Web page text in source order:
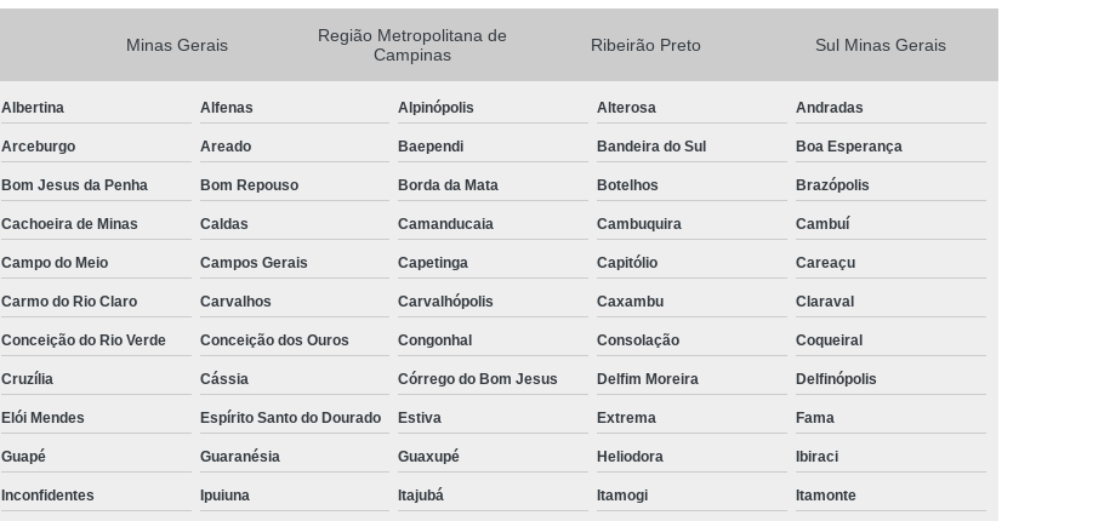
Camisa Masculina Manga Longa Social
Camisa Masculina Social Manga Longa
Camisa Social de Manga Longa
Camisa Social Manga Longa
Camisa Social Manga Longa Masculina
Camisa Social Manga Longa Preta
Camisa Social Masculina Manga Longa Lisa
Camisa Social Masculina Preta Manga Longa
Camisa Social Preta Manga Longa
Camisa a Rigor Social Masculina
Camisa Masculina Social
Camisa Social Branca Masculina
Camisa Social Estampada Masculina
Camisa Social Jeans Masculina
Camisa Social Masculina
Camisa Social Masculina a Rigor
Camisa Social Preta Masculina
Camisa Manga Longa Social Masculina Preço
Camisa Masculina Social Preço
Camisa Social Branca Masculina Preço
Minas Gerais
Região Metropolitana de
Campinas
Ribeirão Preto Sul Minas Gerais
Albertina Alfenas Alpinópolis Alterosa Andradas
Arceburgo Areado Baependi Bandeira do Sul Boa Esperança
Bom Jesus da Penha Bom Repouso Borda da Mata Botelhos Brazópolis
Cachoeira de Minas Caldas Camanducaia Cambuquira Cambuí
Campo do Meio Campos Gerais Capetinga Capitólio Careaçu
Carmo do Rio Claro Carvalhos Carvalhópolis Caxambu Claraval
Conceição do Rio Verde Conceição dos Ouros Congonhal Consolação Coqueiral
Cruzília Cássia Córrego do Bom Jesus Delfim Moreira Delfinópolis
Elói Mendes Espírito Santo do Dourado Estiva Extrema Fama
Guapé Guaranésia Guaxupé Heliodora Ibiraci
Inconfidentes Ipuiuna Itajubá Itamogi Itamonte